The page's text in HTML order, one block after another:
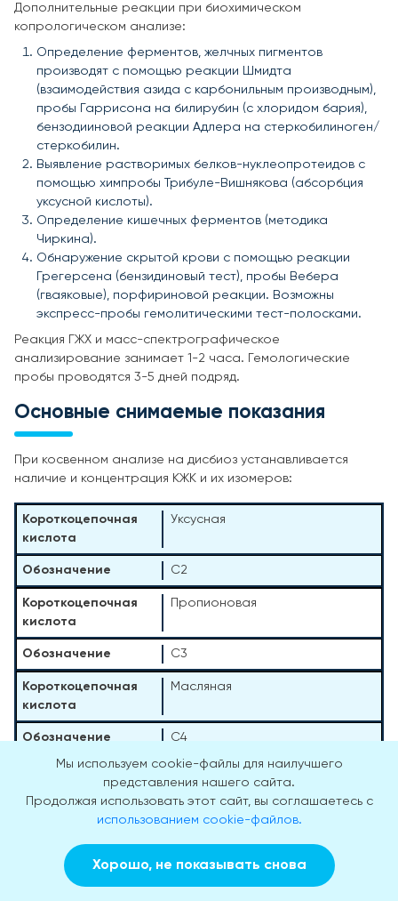
Дополнительные реакции при биохимическом
копрологическом анализе:
Определение ферментов, желчных пигментов
производят с помощью реакции Шмидта
(взаимодействия азида с карбонильным производным),
пробы Гаррисона на билирубин (с хлоридом бария),
бензодииновой реакции Адлера на стеркобилиноген/
стеркобилин.
Выявление растворимых белков-нуклеопротеидов с
помощью химпробы Трибуле-Вишнякова (абсорбция
уксусной кислоты).
Определение кишечных ферментов (методика
Чиркина).
Обнаружение скрытой крови с помощью реакции
Грегерсена (бензидиновый тест), пробы Вебера
(гваяковые), порфириновой реакции. Возможны
экспресс-пробы гемолитическими тест-полосками.
Реакция ГЖХ и масс-спектрографическое
анализирование занимает 1-2 часа. Гемологические
пробы проводятся 3-5 дней подряд.
Основные снимаемые показания
При косвенном анализе на дисбиоз устанавливается
наличие и концентрация КЖК и их изомеров:
Уксусная
C2
Пропионовая
C3
Масляная
C4
Изомасляная
iC4
Мы используем cookie-файлы для наилучшего
представления нашего сайта.
Продолжая использовать этот сайт, вы соглашаетесь с
использованием cookie-файлов.
Хорошо, не показывать снова
Заказать звонок Вызвать врача на дом